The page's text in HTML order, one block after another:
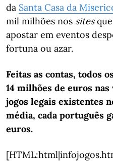
da Santa Casa da
mil milhões nos sitesque
apostar em eventos
fortuna ou azar.
Feitas as contas, todos
14 milhões de euros
jogos legais existentes
média, cada português
euros.